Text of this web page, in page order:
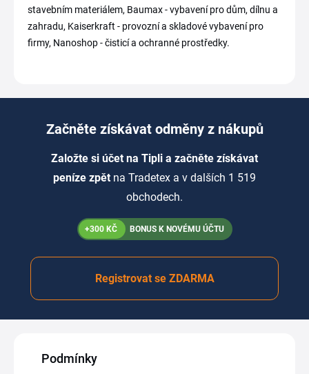
stavebním materiálem, Baumax - vybavení pro dům, dílnu a
zahradu, Kaiserkraft - provozní a skladové vybavení pro
firmy, Nanoshop - čisticí a ochranné prostředky.
Začněte získávat odměny z nákupů
Založte si účet na Tipli a začněte získávat
peníze zpět na Tradetex a v dalších 1 519
obchodech.
+300 KČ BONUS K NOVÉMU ÚČTU
Registrovat se ZDARMA
Podmínky